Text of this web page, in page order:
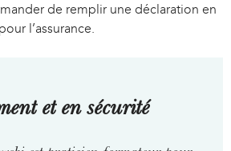
de remplir une déclaration en
l’assurance.
et en sécurité